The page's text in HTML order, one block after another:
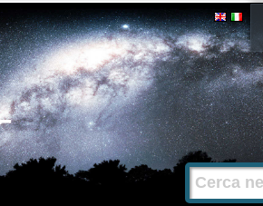
Cerca nel